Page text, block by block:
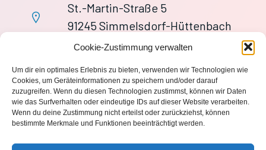
Cookie-Zustimmung verwalten
Um dir ein optimales Erlebnis zu bieten, verwenden wir Technologien wie
Cookies, um Geräteinformationen zu speichern und/oder darauf
zuzugreifen. Wenn du diesen Technologien zustimmst, können wir Daten
wie das Surfverhalten oder eindeutige IDs auf dieser Website verarbeiten.
Wenn du deine Zustimmung nicht erteilst oder zurückziehst, können
bestimmte Merkmale und Funktionen beeinträchtigt werden.
St.-Martin-Straße 5
91245 Simmelsdorf-Hüttenbach
+49 9155 9279727
wache113@ff-huettenbach.de